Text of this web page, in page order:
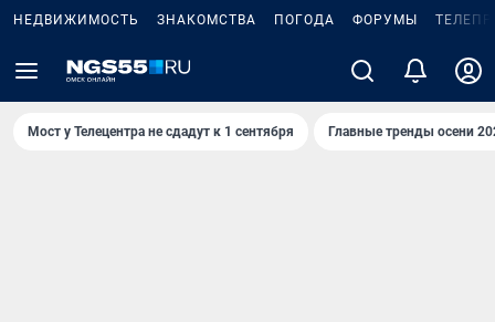
НЕДВИЖИМОСТЬ ЗНАКОМСТВА ПОГОДА ФОРУМЫ
Мост у Телецентра не сдадут к 1 сентября Главные тренды осени